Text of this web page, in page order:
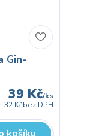
Gin-
39 Kč/ks
32 Kčbez DPH